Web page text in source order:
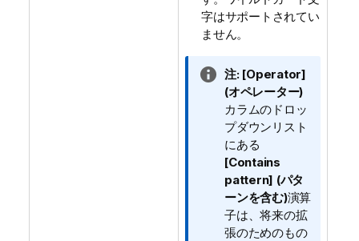
字はサポートされてい
ません。
情
報
メ
モ
注: [Operator]
(オペレーター)
カラムのドロッ
プダウンリスト
にある
[Contains
pattern] (パタ
ーンを含む)演算
子は、将来の拡
張のためのもの